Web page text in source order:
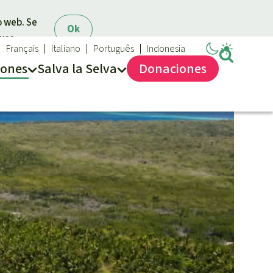
Ok
Se
Salva la Selva
Salva la Selva
Acerca de Salva la Selva
40 años Salva la Selva
En los Medios
FAQ
Transparencia
Contacto
Français Italiano Português Indonesia
Donaciones
Combatir y prevenir los